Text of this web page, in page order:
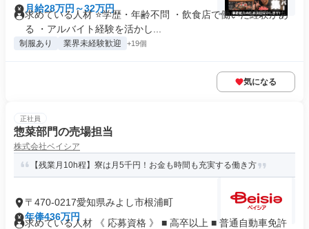
月給28万円～32万円
求めている人材 ⭐学歴・年齢不問 ・飲食店で働いた経験があ
る ・アルバイト経験を活かし...
制服あり 業界未経験歓迎 +19個
気になる
正社員
惣菜部門の売場担当
株式会社ベイシア
【残業月10h程】寮は月5千円！お金も時間も充実する働き方
〒470-0217愛知県みよし市根浦町
年俸436万円
求めている人材 《 応募資格 》 ■ 高卒以上 ■ 普通自動車免許